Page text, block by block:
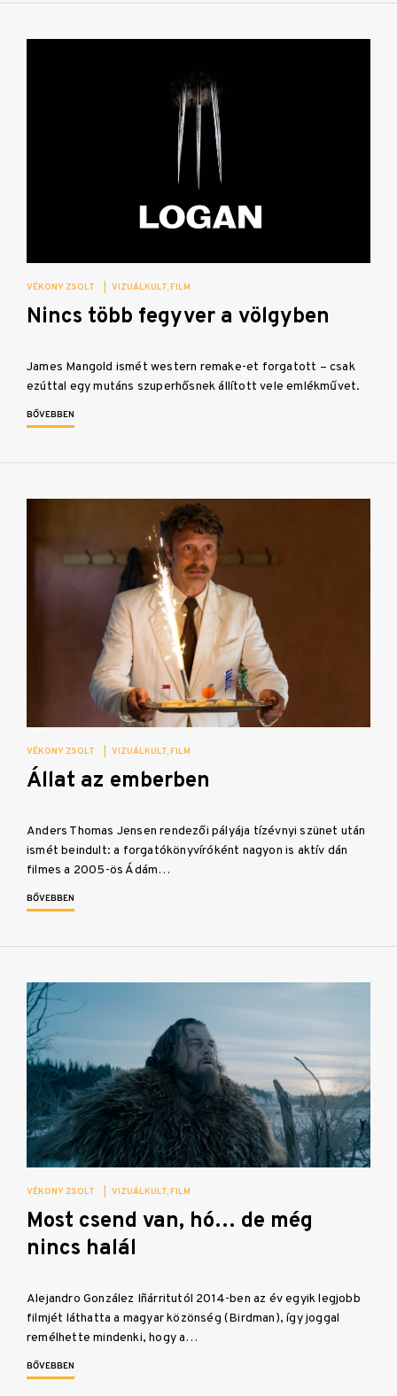
VÉKONY ZSOLT VIZUÁLKULT FILM
Nincs több fegyver a völgyben
James Mangold ismét western remake-et forgatott – csak
ezúttal egy mutáns szuperhősnek állított vele emlékművet.
BŐVEBBEN
VÉKONY ZSOLT VIZUÁLKULT FILM
Állat az emberben
Anders Thomas Jensen rendezői pályája tízévnyi szünet után
ismét beindult: a forgatókönyvíróként nagyon is aktív dán
filmes a 2005-ös Ádám…
BŐVEBBEN
VÉKONY ZSOLT VIZUÁLKULT FILM
Most csend van, hó… de még
nincs halál
Alejandro González Iñárritutól 2014-ben az év egyik legjobb
filmjét láthatta a magyar közönség (Birdman), így joggal
remélhette mindenki, hogy a…
BŐVEBBEN